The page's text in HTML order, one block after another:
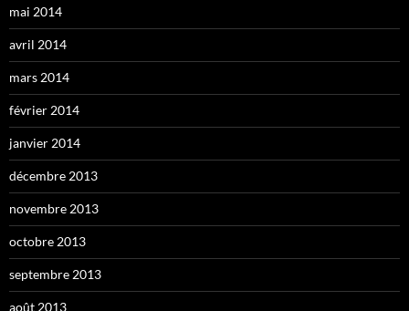
mai 2014
avril 2014
mars 2014
février 2014
janvier 2014
décembre 2013
novembre 2013
octobre 2013
septembre 2013
août 2013